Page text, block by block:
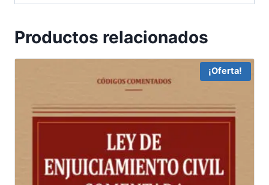
Productos relacionados
¡Oferta!